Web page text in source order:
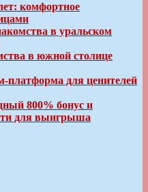
комфортное
в уральском
в южной столице
для ценителей
800% бонус и
для выигрыша